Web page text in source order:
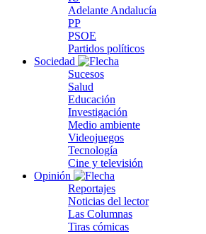
Adelante Andalucía
PP
PSOE
Partidos políticos
Sociedad
Sucesos
Salud
Educación
Investigación
Medio ambiente
Videojuegos
Tecnología
Cine y televisión
Opinión
Reportajes
Noticias del lector
Las Columnas
Tiras cómicas